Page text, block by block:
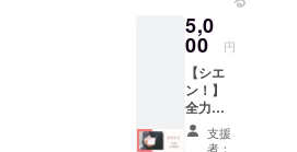
き語り
祭
【2023
秋】の
配信の
中で紹
介させ
ていた
5,0
00 円
【シエ
ン！】
全力で
感謝の
気持ち
支援
者：